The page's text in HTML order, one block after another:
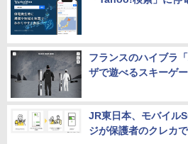
フランスのハイブラ
ザで遊べるスキーゲ
JR東日本、モバイル
ジが保護者のクレカ